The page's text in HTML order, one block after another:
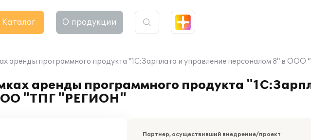
Каталог О продукции
аренды программного продукта "1С:Зарплата и управление персоналом 8" в
аренды программного продукта
"ТПГ "РЕГИОН"
Партнер, осуществивший внедрение/проект